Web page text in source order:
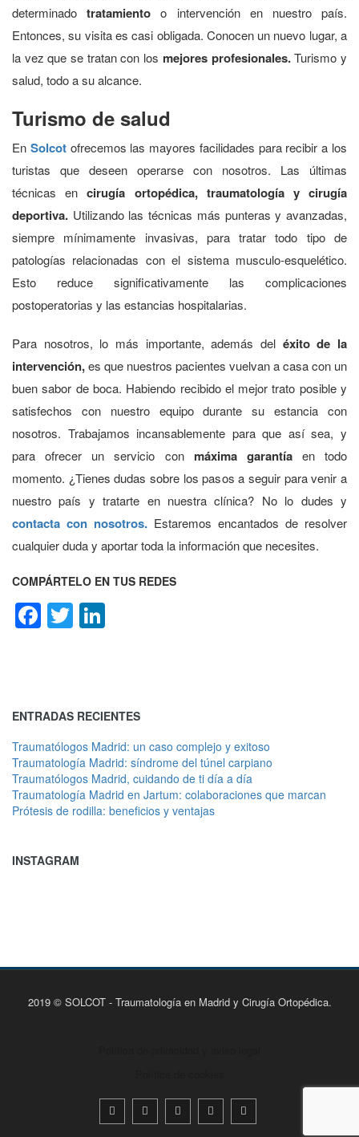
determinadotratamiento o intervención en nuestro país.
Entonces, su visita es casi obligada. Conocen un nuevo lugar, a
la vez que se tratan con los mejores profesionales.Turismo y
salud, todo a su alcance.
Turismo de salud
En Solcot ofrecemos las mayores facilidades para recibir a los
turistas que deseen operarse con nosotros. Las últimas
técnicas encirugía ortopédica, traumatología y cirugía
deportiva. Utilizando las técnicas más punteras y avanzadas,
siempre mínimamente invasivas, para tratar todo tipo de
patologías relacionadas con el sistema musculo-esquelético.
Esto reduce significativamente las complicaciones
postoperatorias y las estancias hospitalarias.
Para nosotros, lo más importante, además del éxito de la
intervención,es que nuestros pacientes vuelvan a casa con un
buen sabor de boca. Habiendo recibido el mejor trato posible y
satisfechos con nuestro equipo durante su estancia con
nosotros. Trabajamos incansablemente para que así sea, y
para ofrecer un servicio con máxima garantíaen todo
momento. ¿Tienes dudas sobre los pasos a seguir para venir a
nuestro país y tratarte en nuestra clínica? No lo dudes y
contacta con nosotros. Estaremos encantados de resolver
cualquier duda y aportar toda la información que necesites.
COMPÁRTELO EN TUS REDES
Facebook
Twitter
ENTRADAS RECIENTES
Traumatólogos Madrid: un caso complejo y exitoso
Traumatología Madrid: síndrome del túnel carpiano
Traumatólogos Madrid, cuidando de ti día a día
Traumatología Madrid en Jartum: colaboraciones que marcan
Prótesis de rodilla: beneficios y ventajas
INSTAGRAM
2019 © SOLCOT - Traumatología en Madrid y Cirugía Ortopédica.